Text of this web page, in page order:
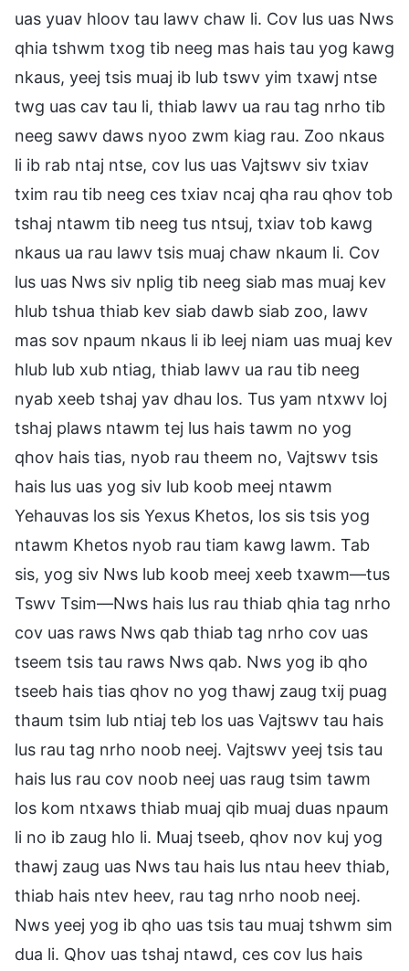
uas yuav hloov tau lawv chaw li. Cov lus uas Nws
qhia tshwm txog tib neeg mas hais tau yog kawg
nkaus, yeej tsis muaj ib lub tswv yim txawj ntse
twg uas cav tau li, thiab lawv ua rau tag nrho tib
neeg sawv daws nyoo zwm kiag rau. Zoo nkaus
li ib rab ntaj ntse, cov lus uas Vajtswv siv txiav
txim rau tib neeg ces txiav ncaj qha rau qhov tob
tshaj ntawm tib neeg tus ntsuj, txiav tob kawg
nkaus ua rau lawv tsis muaj chaw nkaum li. Cov
lus uas Nws siv nplig tib neeg siab mas muaj kev
hlub tshua thiab kev siab dawb siab zoo, lawv
mas sov npaum nkaus li ib leej niam uas muaj kev
hlub lub xub ntiag, thiab lawv ua rau tib neeg
nyab xeeb tshaj yav dhau los. Tus yam ntxwv loj
tshaj plaws ntawm tej lus hais tawm no yog
qhov hais tias, nyob rau theem no, Vajtswv tsis
hais lus uas yog siv lub koob meej ntawm
Yehauvas los sis Yexus Khetos, los sis tsis yog
ntawm Khetos nyob rau tiam kawg lawm. Tab
sis, yog siv Nws lub koob meej xeeb txawm—tus
Tswv Tsim—Nws hais lus rau thiab qhia tag nrho
cov uas raws Nws qab thiab tag nrho cov uas
tseem tsis tau raws Nws qab. Nws yog ib qho
tseeb hais tias qhov no yog thawj zaug txij puag
thaum tsim lub ntiaj teb los uas Vajtswv tau hais
lus rau tag nrho noob neej. Vajtswv yeej tsis tau
hais lus rau cov noob neej uas raug tsim tawm
los kom ntxaws thiab muaj qib muaj duas npaum
li no ib zaug hlo li. Muaj tseeb, qhov nov kuj yog
thawj zaug uas Nws tau hais lus ntau heev thiab,
thiab hais ntev heev, rau tag nrho noob neej.
Nws yeej yog ib qho uas tsis tau muaj tshwm sim
dua li. Qhov uas tshaj ntawd, ces cov lus hais